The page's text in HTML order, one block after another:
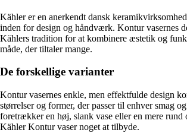
Kähler er en anerkendt dansk
inden for design og håndværk. Kontur vasernes
Kählers tradition for at kombinere æstetik og
måde, der tiltaler mange.
De forskellige varianter
Kontur vasernes enkle, men effektfulde design
størrelser og former, der passer til enhver smag
foretrækker en høj, slank vase eller en mere rund
Kähler Kontur vaser noget at tilbyde.